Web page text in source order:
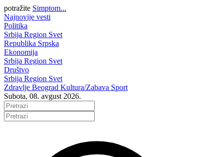
potražite Simptom...
Najnovije vesti
Politika
Srbija Region Svet
Republika Srpska
Ekonomija
Srbija Region Svet
Društvo
Srbija Region Svet
Zdravlje Beograd Kultura/Zabava Sport
Subota, 08. avgust 2026.